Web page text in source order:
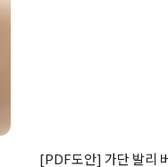
[PDF도안] 가단 발리